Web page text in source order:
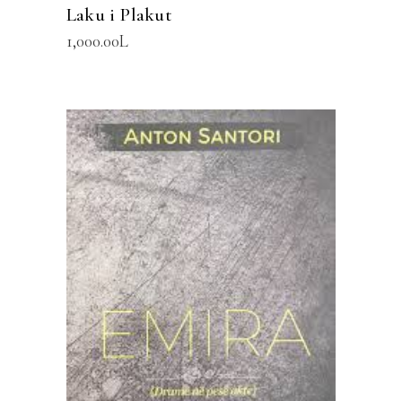
Laku i Plakut
1,000.00L
SHTOJE NË SHPORTË